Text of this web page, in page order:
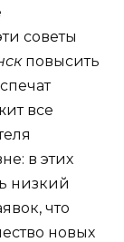
советы
повысить
все
в этих
низкий
что
новых